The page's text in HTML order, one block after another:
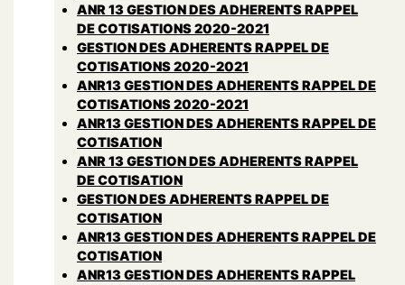
ANR 13 GESTION DES ADHERENTS RAPPEL
DE COTISATIONS 2020-2021
GESTION DES ADHERENTS RAPPEL DE
COTISATIONS 2020-2021
ANR13 GESTION DES ADHERENTS RAPPEL DE
COTISATIONS 2020-2021
ANR13 GESTION DES ADHERENTS RAPPEL DE
COTISATION
ANR 13 GESTION DES ADHERENTS RAPPEL
DE COTISATION
GESTION DES ADHERENTS RAPPEL DE
COTISATION
ANR13 GESTION DES ADHERENTS RAPPEL DE
COTISATION
ANR13 GESTION DES ADHERENTS RAPPEL